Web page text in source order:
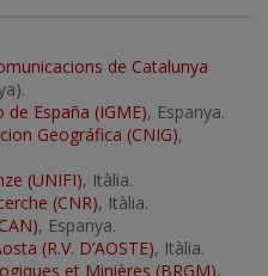
de Catalunya
España (IGME), Espanya.
Geográfica (CNIG),
(UNIFI), Itàlia.
(CNR), Itàlia.
, Espanya.
(R.V. D’AOSTE), Itàlia.
et Minières (BRGM),